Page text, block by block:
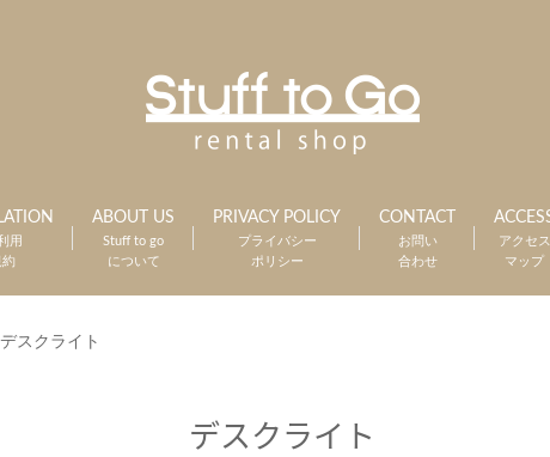
用
約
ABOUT US
Stuff to go
について
PRIVACY POLICY
プライバシー
ポリシー
CONTACT
お問い
合わせ
アクセス
マップ
デスクライト
デスクライト